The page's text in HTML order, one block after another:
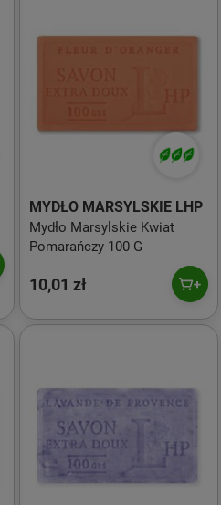
MYDŁO MARSYLSKIE LHP
Mydło Marsylskie Kwiat
Pomarańczy 100 G
10,01 zł